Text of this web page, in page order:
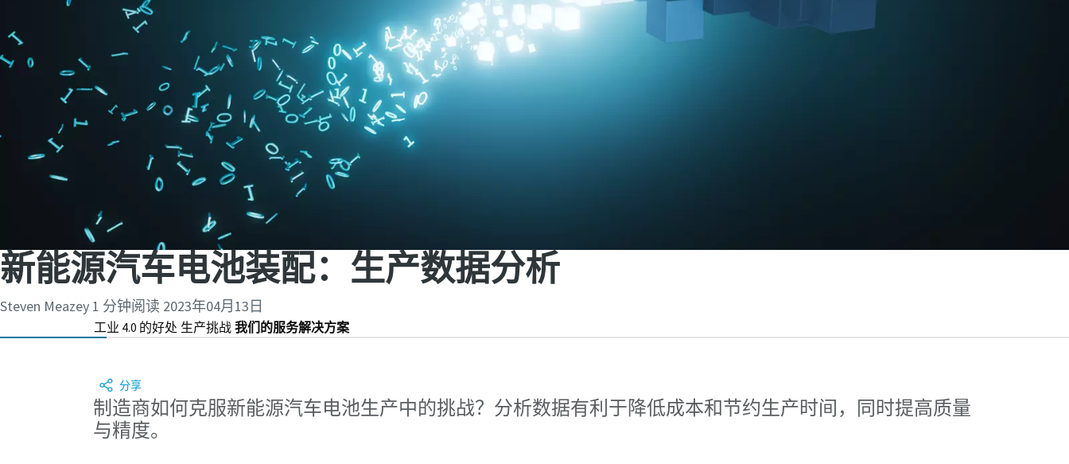
新能源汽车电池装配：生产数据分析
Steven Meazey 1 分钟阅读 2023年04月13日
工业 4.0 的好处 生产挑战 我们的服务解决方案
分享
制造商如何克服新能源汽车电池生产中的挑战？分析数据有利于降低成本和节约生产时间，同时提高质量
与精度。